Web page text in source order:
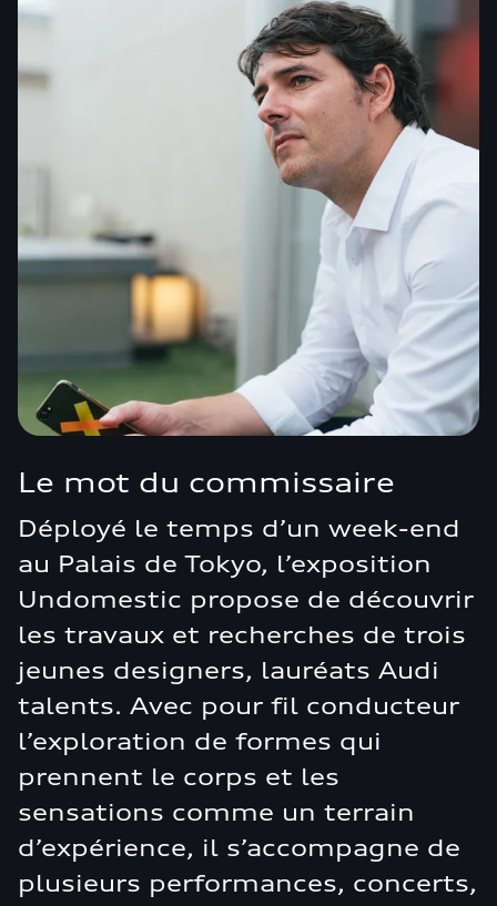
Le mot du commissaire
Déployé le temps d’un week-end
au Palais de Tokyo, l’exposition
Undomestic propose de découvrir
les travaux et recherches de trois
jeunes designers, lauréats Audi
talents. Avec pour fil conducteur
l’exploration de formes qui
prennent le corps et les
sensations comme un terrain
d’expérience, il s’accompagne de
plusieurs performances, concerts,